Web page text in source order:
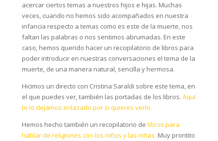
acercar ciertos temas a nuestros hijos e hijas. Muchas
veces, cuando no hemos sido acompañados en nuestra
infancia respecto a temas como es este de la muerte, nos
faltan las palabras o nos sentimos abrumadas. En este
caso, hemos querido hacer un recopilatorio de libros para
poder introducir en nuestras conversaciones el tema de la
muerte, de una manera natural, sencilla y hermosa.
Hicimos un directo con Cristina Saraldi sobre este tema, en
el que puedes ver, también las portadas de los libros. Aquí
te lo dejamos enlazado por si quieres verlo.
Hemos hecho también un recopilatorio de libros para
hablar de religiones con los niños y las niñas. Muy prontito